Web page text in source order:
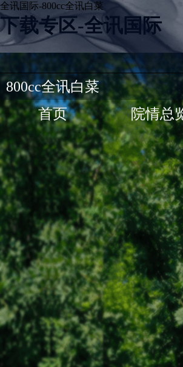
下载专区-全讯国际
全讯国际-800cc全讯白菜
800cc全讯白菜
首页
院情总